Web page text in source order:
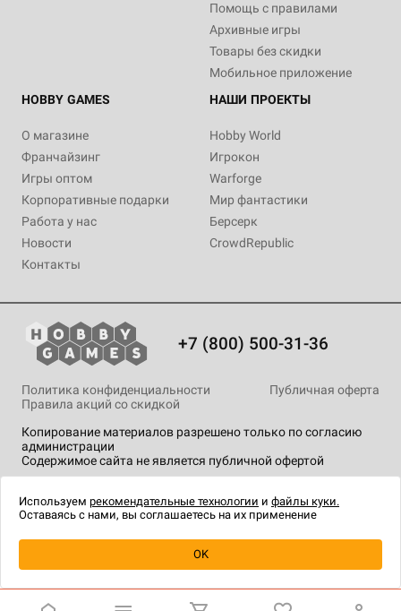
Уведомить о наличии
Помощь с правилами
Архивные игры
Товары без скидки
Мобильное приложение
HOBBY GAMES
О магазине
Франчайзинг
Игры оптом
Корпоративные подарки
Работа у нас
Новости
Контакты
НАШИ ПРОЕКТЫ
Hobby World
Игрокон
Warforge
Мир фантастики
Берсерк
CrowdRepublic
+7 (800) 500-31-36
Копирование материалов разрешено только по согласию
администрации
Содержимое сайта не является публичной офертой
Политика конфиденциальности
Публичная оферта
Правила акций со скидкой
технологии.
Используем рекомендательные технологии и файлы куки.
Оставаясь с нами, вы соглашаетесь на их применение
OK